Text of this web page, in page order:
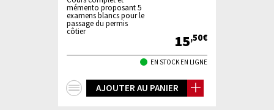
mémento proposant 5
examens blancs pour le
passage du permis
côtier
15,50€
EN STOCK EN LIGNE
AJOUTER AU PANIER